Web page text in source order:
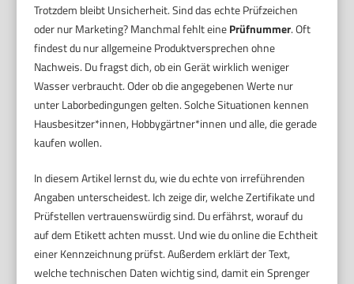
Trotzdem bleibt Unsicherheit. Sind das echte Prüfzeichen
oder nur Marketing? Manchmal fehlt einePrüfnummer. Oft
findest du nur allgemeine Produktversprechen ohne
Nachweis. Du fragst dich, ob ein Gerät wirklich weniger
Wasser verbraucht. Oder ob die angegebenen Werte nur
unter Laborbedingungen gelten. Solche Situationen kennen
Hausbesitzer*innen, Hobbygärtner*innen und alle, die gerade
kaufen wollen.
In diesem Artikel lernst du, wie du echte von irreführenden
Angaben unterscheidest. Ich zeige dir, welche Zertifikate und
Prüfstellen vertrauenswürdig sind. Du erfährst, worauf du
auf dem Etikett achten musst. Und wie du online die Echtheit
einer Kennzeichnung prüfst. Außerdem erklärt der Text,
welche technischen Daten wichtig sind, damit ein Sprenger